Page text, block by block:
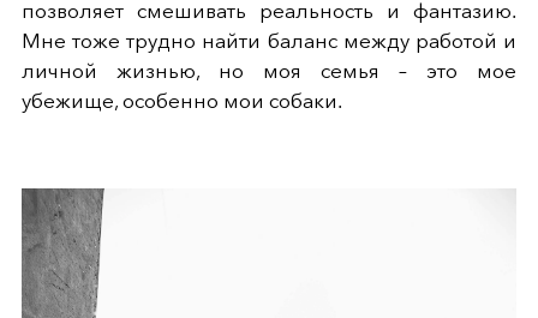
позволяет смешивать реальность и фантазию.
Мне тоже трудно найти баланс между работой и
личной жизнью, но моя семья – это мое
убежище, особенно мои собаки.